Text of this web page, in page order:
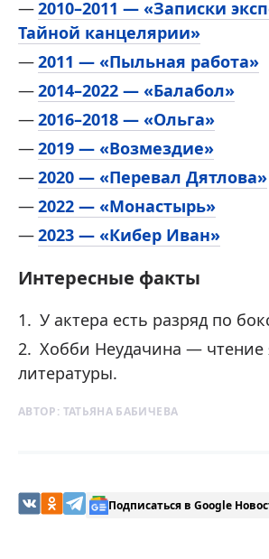
2010–2011 — «Записки
Тайной канцелярии»
2011 — «Пыльная работа»
2014–2022 — «Балабол»
2016–2018 — «Ольга»
2019 — «Возмездие»
2020 — «Перевал Дятлова»
2022 — «Монастырь»
2023 — «Кибер Иван»
Интересные факты
У актера есть разряд по
Хобби Неудачина — чтение
литературы.
АВТОР: ТАТЬЯНА БАБИЧЕВА
Подписаться в Google